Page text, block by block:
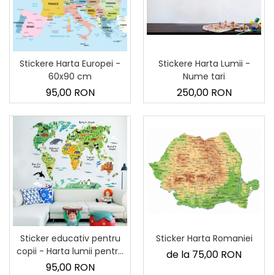
Sticker Harta Lumii
Stickere Cu Model Repetitiv
Stickere Perete Pentru Camera
De Zi
Stickere Pentru Bucatarie
Stickere pentru Usi
Stickere pentru Podea
Stickere Semnalistica
Stickere Panou Poze
Stickere Harta Europei -
60x90 cm
95,00 RON
Stickere Harta Lumii -
Nume tari
250,00 RON
Sticker educativ pentru
copii - Harta lumii pentru
copii
95,00 RON
Sticker Harta Romaniei
de la 75,00 RON